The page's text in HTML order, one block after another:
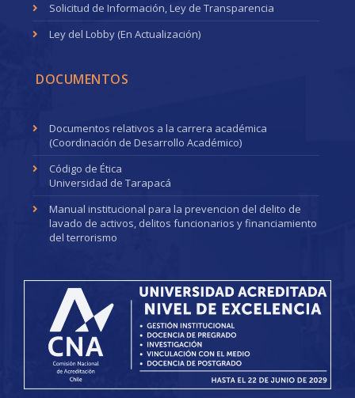
Solicitud de Información, Ley de Transparencia
Ley del Lobby (En Actualización)
DOCUMENTOS
Documentos relativos a la carrera académica
(Coordinación de Desarrollo Académico)
Código de Ética
Universidad de Tarapacá
Manual institucional para la prevencion del delito de
lavado de activos, delitos funcionarios y financiamiento
del terrorismo